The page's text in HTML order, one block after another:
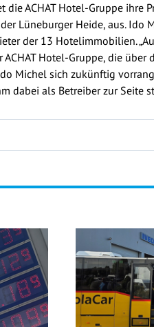
die ACHAT Hotel-Gruppe
Lüneburger Heide, aus.
der 13 Hotelimmobilien.
Hotel-Gruppe, die
Michel sich zukünftig
dabei als Betreiber zur Seite